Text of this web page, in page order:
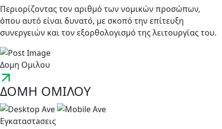
Περιορίζοντας τον αριθμό των νομικών προσώπων,
όπου αυτό είναι δυνατό, με σκοπό την επίτευξη
συνεργειών και τον εξορθολογισμό της λειτουργίας του.
Δομη Ομιλου
ΔΟΜΗ ΟΜΙΛΟΥ
Εγκαταστaσεις